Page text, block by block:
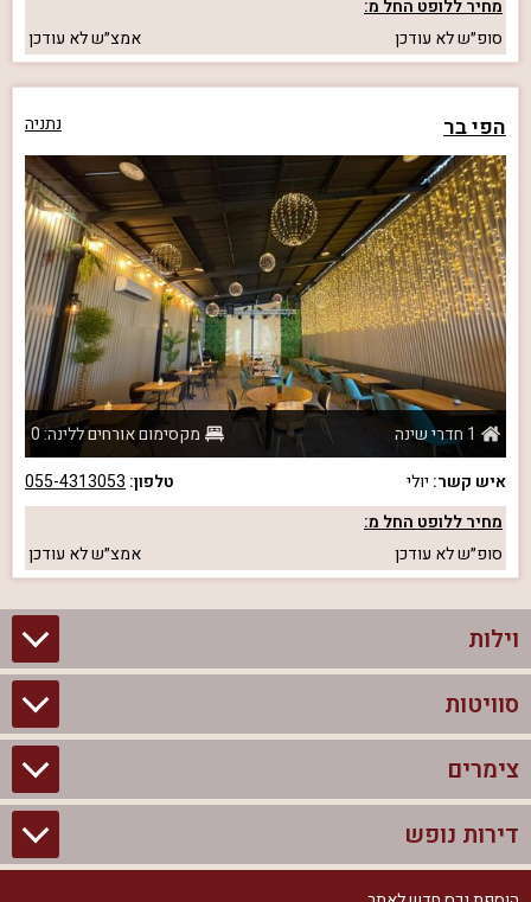
מחיר ללופט החל מ:
סופ״שלא עודכן אמצ״שלא עודכן
הפי בר נתניה
1 חדרי שינה
מקסימום אורחים ללינה: 0
איש קשר: יולי טלפון: 055-4313053
מחיר ללופט החל מ:
סופ״שלא עודכן אמצ״שלא עודכן
וילות
וילות בצפון
וילות להשכרה
וילות למסיבת רווקים
סוויטות
סוויטות בצפון
צימרים לזוגות עם בריכה פרטית
צימרים
צימרים בצפון
צימרים לזוגות
דירות נופש